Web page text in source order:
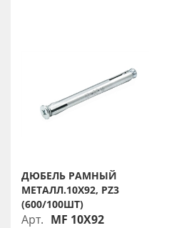
ДЮБЕЛЬ РАМНЫЙ
МЕТАЛЛ.10X92, PZ3
(600/100ШТ)
Арт. MF 10X92